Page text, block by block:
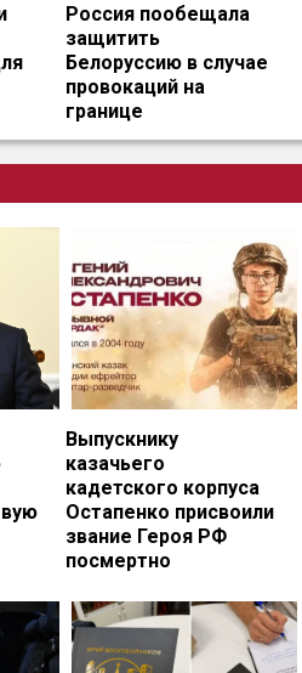
Россия пообещала
защитить
Белоруссию в случае
провокаций на
границе
Выпускнику
казачьего
кадетского корпуса
Остапенко присвоили
звание Героя РФ
посмертно